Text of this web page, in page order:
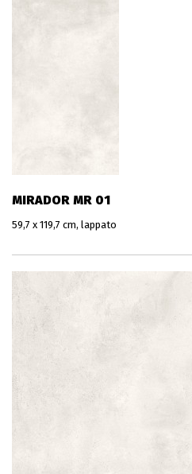
MIRADOR MR 01
59,7 x 119,7 cm, lappato